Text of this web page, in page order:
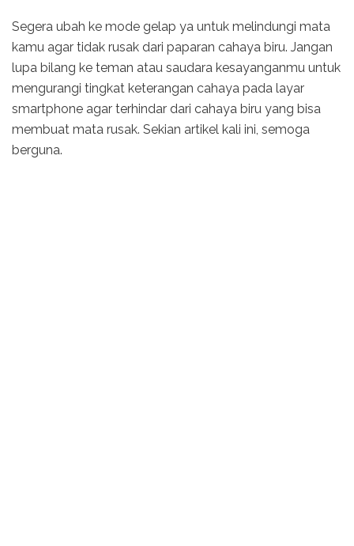
Segera ubah ke mode gelap ya untuk melindungi mata
kamu agar tidak rusak dari paparan cahaya biru. Jangan
lupa bilang ke teman atau saudara kesayanganmu untuk
mengurangi tingkat keterangan cahaya pada layar
smartphone agar terhindar dari cahaya biru yang bisa
membuat mata rusak. Sekian artikel kali ini, semoga
berguna.